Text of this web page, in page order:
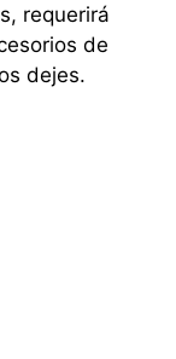
requerirá
de
dejes.